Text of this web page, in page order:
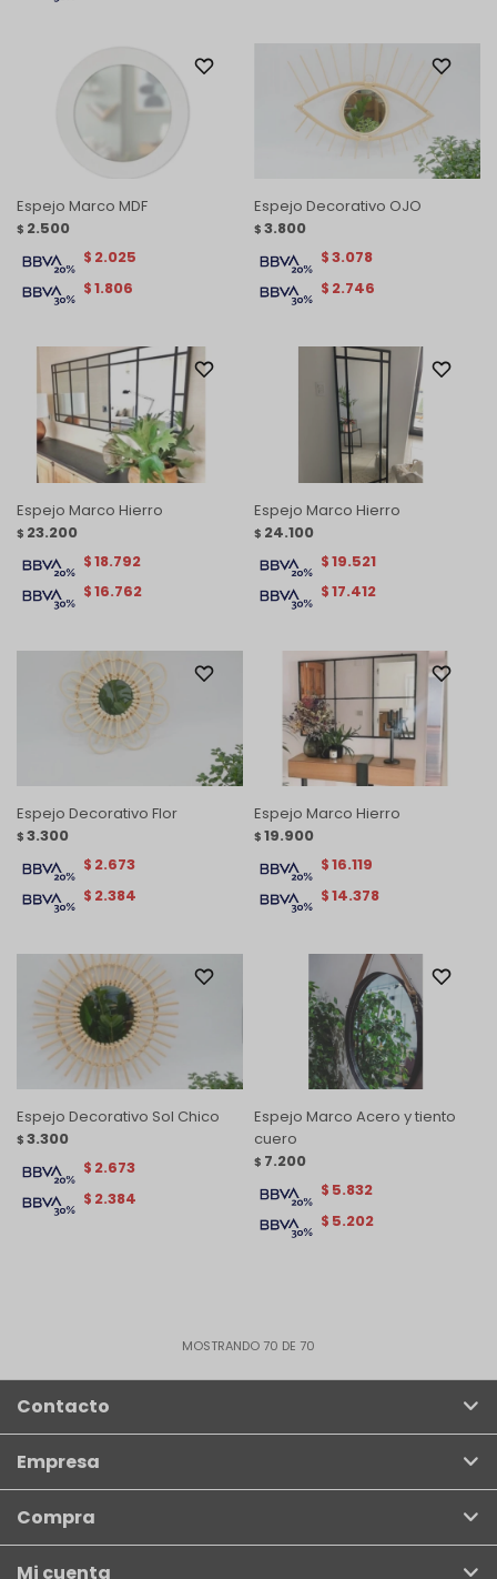
Espejo Marco MDF
$ 2.500
$1.806
$ 2.025
Espejo Decorativo OJO
$ 3.800
$ 2.746
$3.078
Espejo Marco Hierro
$ 23.200
$16.762
$18.792
Espejo Marco Hierro
$ 24.100
$17.412
$19.521
Espejo Decorativo Flor
$ 3.300
$ 2.384
$ 2.673
Espejo Marco Hierro
$ 19.900
$14.378
$16.119
Espejo Decorativo Sol Chico
$ 3.300
$ 2.384
$ 2.673
Espejo Marco Acero y tiento
cuero
$ 7.200
$ 5.202
$ 5.832
MOSTRANDO 70 DE 70
Contacto
Empresa
Compra
Mi cuenta